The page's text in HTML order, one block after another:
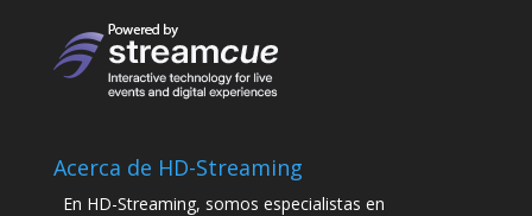
Acerca de HD-Streaming
En HD-Streaming, somos especialistas en